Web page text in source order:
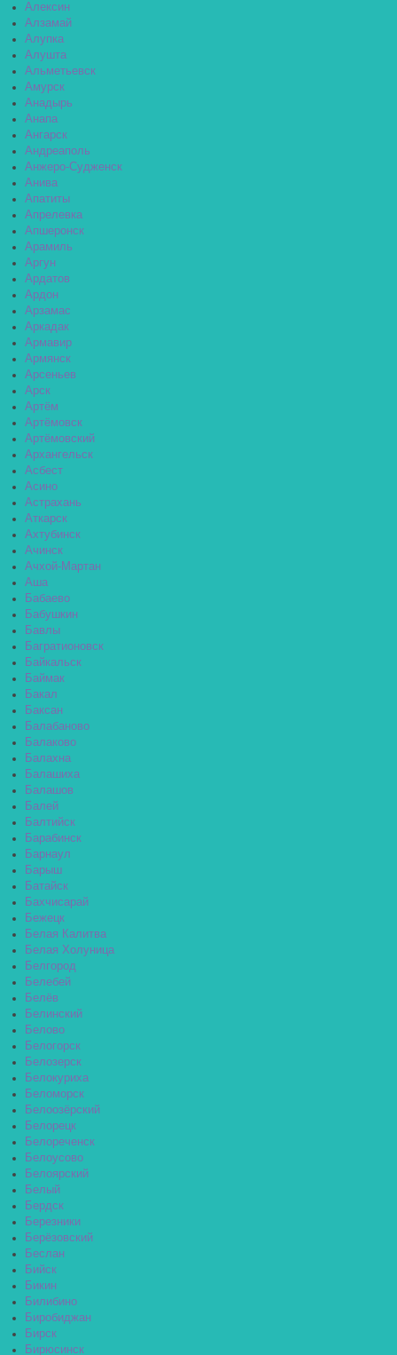
Алексин
Алзамай
Алупка
Алушта
Альметьевск
Амурск
Анадырь
Анапа
Ангарск
Андреаполь
Анжеро-Судженск
Анива
Апатиты
Апрелевка
Апшеронск
Арамиль
Аргун
Ардатов
Ардон
Арзамас
Аркадак
Армавир
Армянск
Арсеньев
Арск
Артём
Артёмовск
Артёмовский
Архангельск
Асбест
Асино
Астрахань
Аткарск
Ахтубинск
Ачинск
Ачхой-Мартан
Аша
Бабаево
Бабушкин
Бавлы
Багратионовск
Байкальск
Баймак
Бакал
Баксан
Балабаново
Балаково
Балахна
Балашиха
Балашов
Балей
Балтийск
Барабинск
Барнаул
Барыш
Батайск
Бахчисарай
Бежецк
Белая Калитва
Белая Холуница
Белгород
Белебей
Белёв
Белинский
Белово
Белогорск
Белозерск
Белокуриха
Беломорск
Белоозёрский
Белорецк
Белореченск
Белоусово
Белоярский
Белый
Бердск
Березники
Берёзовский
Беслан
Бийск
Бикин
Билибино
Биробиджан
Бирск
Бирюсинск